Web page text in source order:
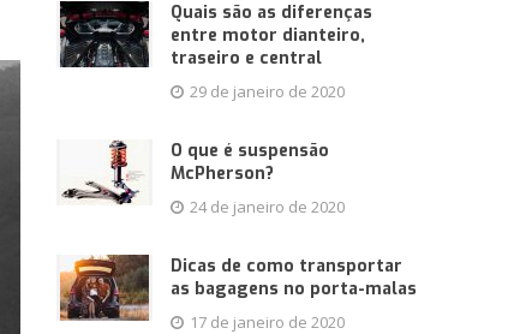
Quais são as diferenças
entre motor dianteiro,
traseiro e central
29 de janeiro de 2020
O que é suspensão
McPherson?
24 de janeiro de 2020
Dicas de como transportar
as bagagens no porta-malas
17 de janeiro de 2020